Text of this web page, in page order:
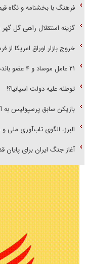
فرهنگ با بخشنامه و نگاه
گزینه استقلال راهی گل
خروج بازار اوراق امریکا از
۲۱ عامل موساد و ۴ عضو باند‌های مسلح بازداشت شدند
توطئه علیه دولت اسپانیا؟!
بازیکن سابق پرسپولیس به
البرز، الگوی تاب‌آوری ملی
آغاز جنگ ایران برای پایان